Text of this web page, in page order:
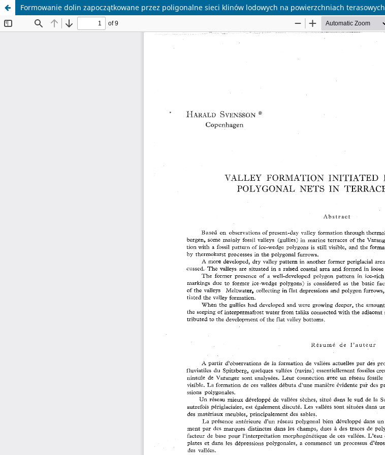
Formowanie dolin zapoczątkowane przez poligonalne sieci klinów lodowych na powierzchniach terasowych